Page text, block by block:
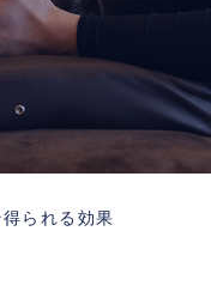
られる効果